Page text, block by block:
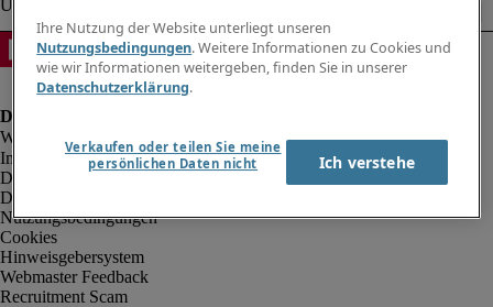
Impressum
Datenschutz
Datenschutz Arbeitnehmer/Zeitarbeitskräfte
Nutzungsbedingungen
Cookies
Hinweisgebersystem
Webmaster Feedback
Recruitment Scam
Ihre Nutzung der Website unterliegt unseren
Nutzungsbedingungen. Weitere Informationen zu Cookies und
wie wir Informationen weitergeben, finden Sie in unserer
Datenschutzerklärung.
Verkaufen oder teilen Sie meine
persönlichen Daten nicht
Ich verstehe